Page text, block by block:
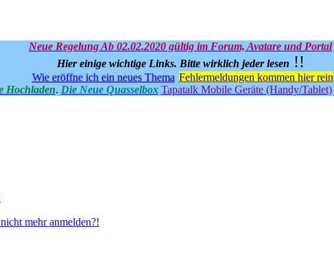
Neue Regelung Ab 02.02.2020 gültig im Forum, Avatare und Portal
Hier einige wichtige Links. Bitte wirklich jeder lesen !!
Wie eröffne ich ein neues Thema Fehlermeldungen kommen hier rein
Hochladen. Die Neue Quasselbox Tapatalk Mobile Geräte (Handy/Tablet)
mehr anmelden?!